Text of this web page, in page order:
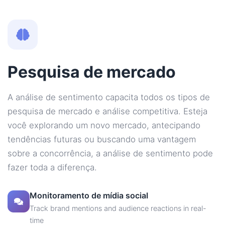
Pesquisa de mercado
A análise de sentimento capacita todos os tipos de
pesquisa de mercado e análise competitiva. Esteja
você explorando um novo mercado, antecipando
tendências futuras ou buscando uma vantagem
sobre a concorrência, a análise de sentimento pode
fazer toda a diferença.
Monitoramento de mídia social
Track brand mentions and audience reactions in real-
time